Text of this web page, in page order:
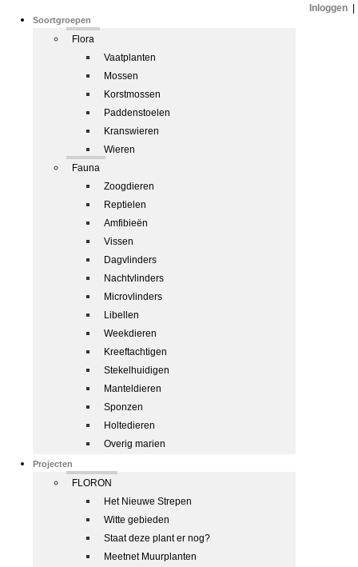
Soortgroepen
Flora
Vaatplanten
Mossen
Korstmossen
Paddenstoelen
Kranswieren
Wieren
Fauna
Zoogdieren
Reptielen
Amfibieën
Vissen
Dagvlinders
Nachtvlinders
Microvlinders
Libellen
Weekdieren
Kreeftachtigen
Stekelhuidigen
Manteldieren
Sponzen
Holtedieren
Overig marien
Projecten
FLORON
Het Nieuwe Strepen
Witte gebieden
Staat deze plant er nog?
Meetnet Muurplanten
Inloggen